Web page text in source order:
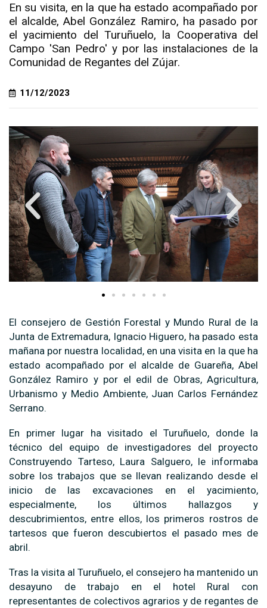
En su visita, en la que ha estado acompañado por
el alcalde, Abel González Ramiro, ha pasado por
el yacimiento del Turuñuelo, la Cooperativa del
Campo 'San Pedro' y por las instalaciones de la
Comunidad de Regantes del Zújar.
11/12/2023
El consejero de Gestión Forestal y Mundo Rural de la
Junta de Extremadura, Ignacio Higuero, ha pasado esta
mañana por nuestra localidad, en una visita en la que ha
estado acompañado por el alcalde de Guareña, Abel
González Ramiro y por el edil de Obras, Agricultura,
Urbanismo y Medio Ambiente, Juan Carlos Fernández
Serrano.
En primer lugar ha visitado el Turuñuelo, donde la
técnico del equipo de investigadores del proyecto
Construyendo Tarteso, Laura Salguero, le informaba
sobre los trabajos que se llevan realizando desde el
inicio de las excavaciones en el yacimiento,
especialmente, los últimos hallazgos y
descubrimientos, entre ellos, los primeros rostros de
tartesos que fueron descubiertos el pasado mes de
abril.
Tras la visita al Turuñuelo, el consejero ha mantenido un
desayuno de trabajo en el hotel Rural con
representantes de colectivos agrarios y de regantes de